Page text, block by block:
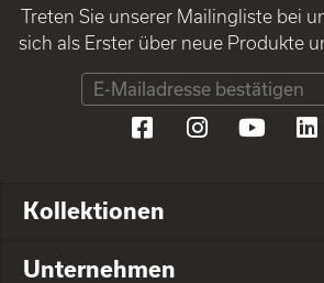
Treten Sie unserer Mailingliste bei
sich als Erster über neue Produkte
Kollektionen
Unternehmen